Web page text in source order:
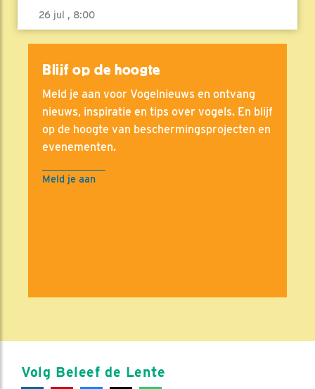
26 jul , 8:00
Blijf op de hoogte
Meld je aan voor Vogelnieuws en ontvang
nieuws, inspiratie en tips over vogels. En blijf
op de hoogte van beschermingsprojecten en
evenementen.
Meld je aan
Volg Beleef de Lente